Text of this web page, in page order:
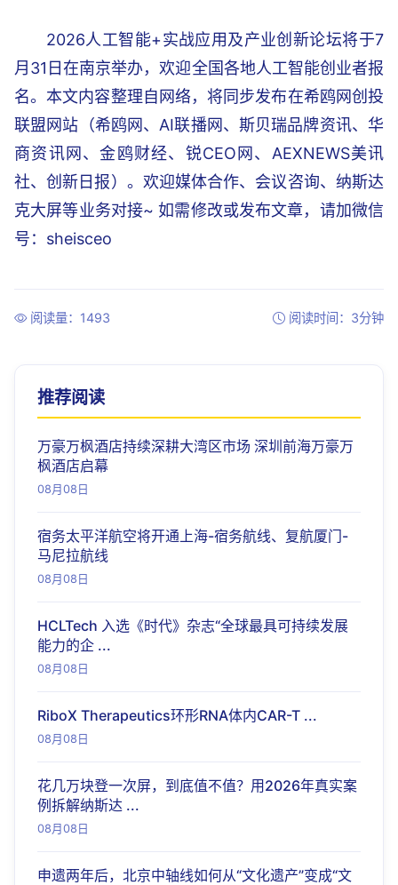
2026人工智能+实战应用及产业创新论坛将于7
月31日在南京举办，欢迎全国各地人工智能创业者报
名。本文内容整理自网络，将同步发布在希鸥网创投
联盟网站（希鸥网、AI联播网、斯贝瑞品牌资讯、华
商资讯网、金鸥财经、锐CEO网、AEXNEWS美讯
社、创新日报）。欢迎媒体合作、会议咨询、纳斯达
克大屏等业务对接~ 如需修改或发布文章，请加微信
号：sheisceo
阅读量：1493 阅读时间：3分钟
推荐阅读
万豪万枫酒店持续深耕大湾区市场 深圳前海万豪万
枫酒店启幕
08月08日
宿务太平洋航空将开通上海-宿务航线、复航厦门-
马尼拉航线
08月08日
HCLTech 入选《时代》杂志“全球最具可持续发展
能力的企 ...
08月08日
RiboX Therapeutics环形RNA体内CAR-T ...
08月08日
花几万块登一次屏，到底值不值？用2026年真实案
例拆解纳斯达 ...
08月08日
申遗两年后，北京中轴线如何从“文化遗产”变成“文